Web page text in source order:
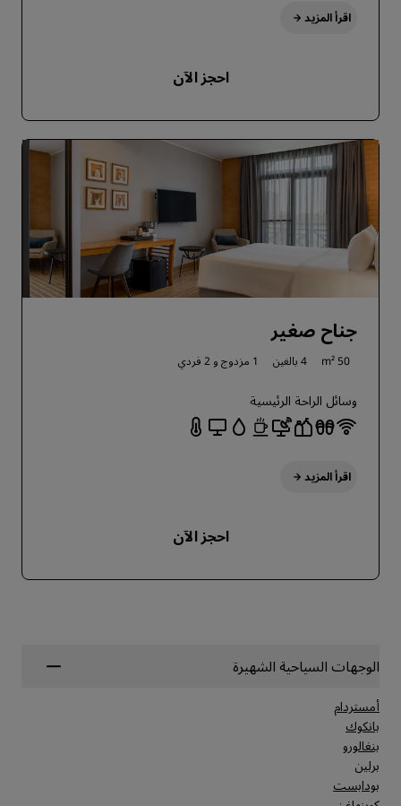
اقرأ المزيد
احجز الآن
جناح صغير
50 m² 4 بالغين 1 مزدوج و 2 فردي
وسائل الراحة الرئيسية
اقرأ المزيد
احجز الآن
الوجهات السياحية الشهيرة
أمستردام
بانكوك
بنغالورو
برلين
بودابست